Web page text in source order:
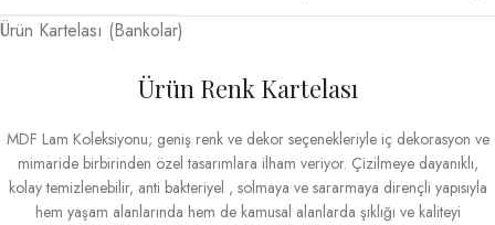
Ürün Kartelası (Bankolar)
Ürün Renk Kartelası
MDF Lam Koleksiyonu; geniş renk ve dekor seçenekleriyle iç dekorasyon ve
mimaride birbirinden özel tasarımlara ilham veriyor. Çizilmeye dayanıklı,
kolay temizlenebilir, anti bakteriyel , solmaya ve sararmaya dirençli yapısıyla
hem yaşam alanlarında hem de kamusal alanlarda şıklığı ve kaliteyi